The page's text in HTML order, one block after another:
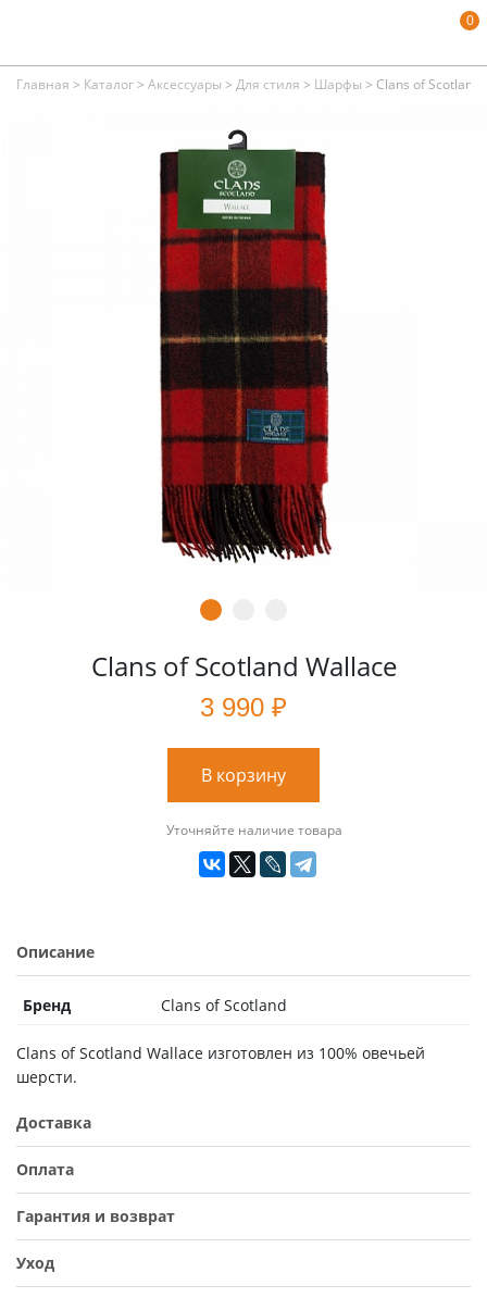
0
Главная > Каталог> Аксессуары > Для стиля > Шарфы > Clans of Scotland
Clans of Scotland Wallace
3 990 ₽
В корзину
Уточняйте наличие товара
Описание
Бренд Clans of Scotland
Clans of Scotland Wallace изготовлен из 100% овечьей
шерсти.
Доставка
Оплата
Гарантия и возврат
Уход